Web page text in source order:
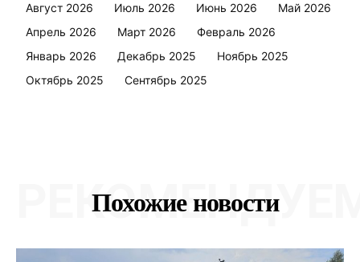
Август 2026 Июль 2026 Июнь 2026
Май 2026
Апрель 2026
Март 2026
Февраль 2026
Январь 2026
Декабрь 2025
Ноябрь 2025
Октябрь 2025
Сентябрь 2025
Похожие новости